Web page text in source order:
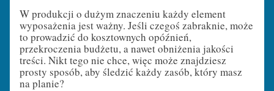
W produkcji o dużym znaczeniu każdy element
wyposażenia jest ważny. Jeśli czegoś zabraknie, może
to prowadzić do kosztownych opóźnień,
przekroczenia budżetu, a nawet obniżenia jakości
treści. Nikt tego nie chce, więc może znajdziesz
prosty sposób, aby śledzić każdy zasób, który masz
na planie?